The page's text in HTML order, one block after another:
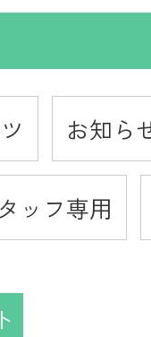
お知ら
ッフ専用